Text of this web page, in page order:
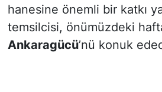
hanesine önemli bir katkı
temsilcisi, önümüzdeki
Ankaragücü’nü konuk